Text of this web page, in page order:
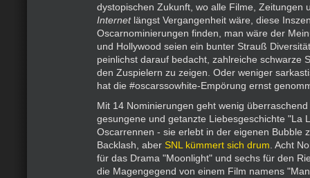
dystopischen Zukunft, wo alle Filme, Zeitungen
Internetlängst Vergangenheit wäre, diese
Oscarnominierungen finden, man wäre der
und Hollywood seien ein bunter Strauß
peinlichst darauf bedacht, zahlreiche schwarze
den Zuspielern zu zeigen. Oder weniger
hat die #oscarssowhite-Empörung ernst
Mit 14 Nominierungen geht wenig
gesungene und getanzte Liebesgeschichte "La
Oscarrennen - sie erlebt in der eigenen Bubble
Backlash, aber SNL kümmert sich drum . Acht
für das Drama "Moonlight" und sechs für den
die Magengegend von einem Film namens